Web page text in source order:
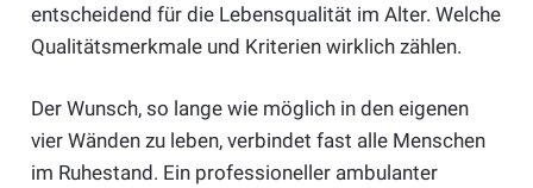
entscheidend für die Lebensqualität im Alter. Welche
Qualitätsmerkmale und Kriterien wirklich zählen.
Der Wunsch, so lange wie möglich in den eigenen
vier Wänden zu leben, verbindet fast alle Menschen
im Ruhestand. Ein professioneller ambulanter